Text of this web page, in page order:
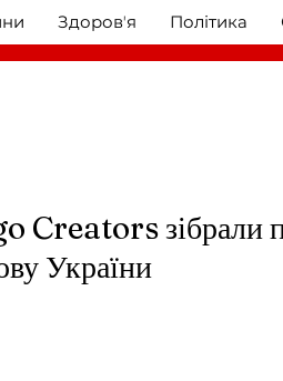
Здоровʼя Політика
Creators зібрали
України